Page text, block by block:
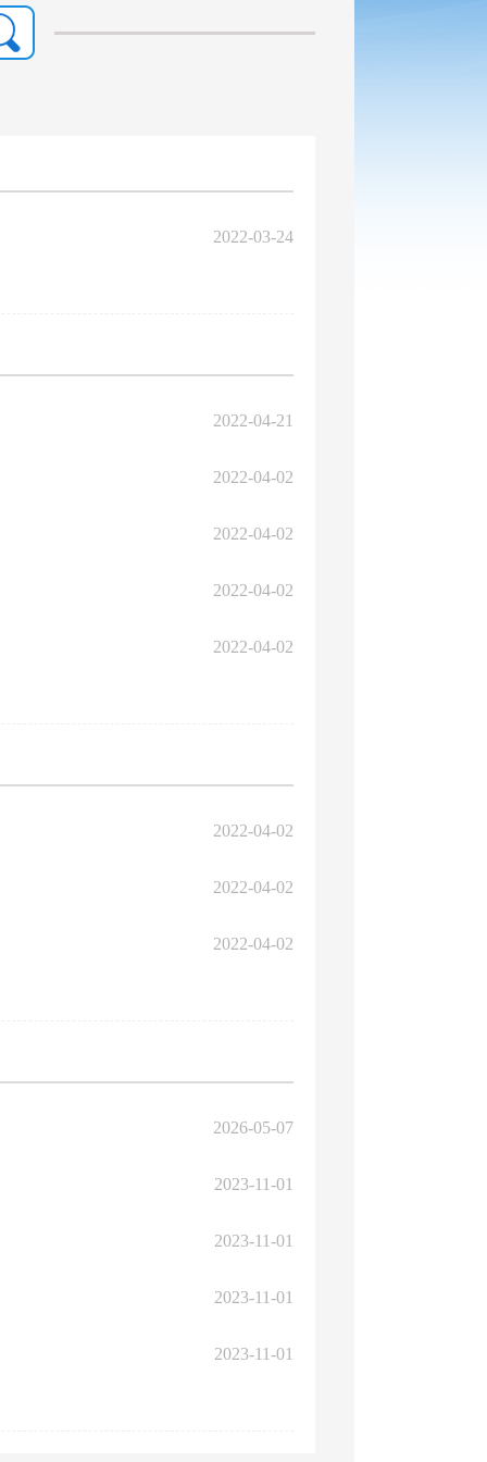
2022-03-24
2022-04-21
2022-04-02
2022-04-02
2022-04-02
2022-04-02
2022-04-02
2022-04-02
2022-04-02
2026-05-07
2023-11-01
2023-11-01
2023-11-01
2023-11-01